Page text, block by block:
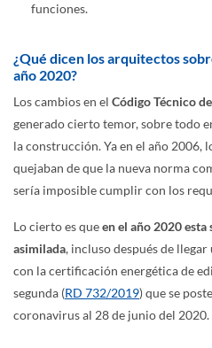
funciones.
¿Qué dicen los arquitectos
año 2020?
Los cambios en el Código Técnico
generado cierto temor, sobre todo
la construcción. Ya en el año 2006,
quejaban de que la nueva norma
sería imposible cumplir con los
Lo cierto es queen el año 2020 esta
asimilada, incluso después de
con la certificación energética de
segunda (RD 732/2019) que se
coronavirus al 28 de junio del 2020.